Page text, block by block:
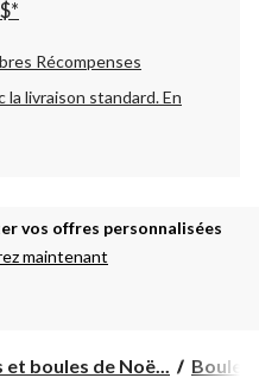
Récompenses
la livraison standard.En
vos offres personnalisées
maintenant
boules de Noë... Boules